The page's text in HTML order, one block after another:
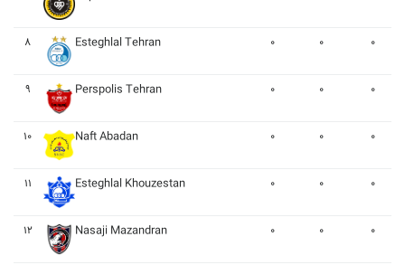
۸ Esteghlal Tehran ۰ ۰ ۰
۹ Perspolis Tehran ۰ ۰ ۰
۱۰ Naft Abadan ۰ ۰ ۰
۱۱ Esteghlal Khouzestan ۰ ۰ ۰
۱۲ Nasaji Mazandran ۰ ۰ ۰